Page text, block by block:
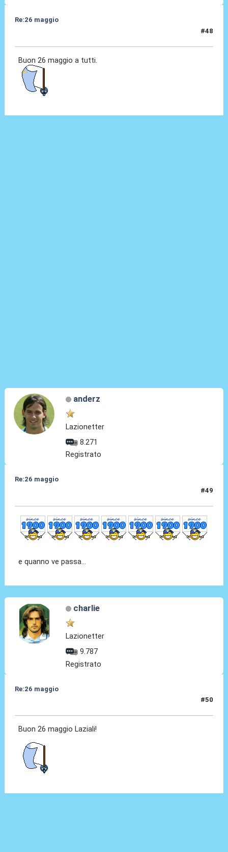
Re:26 maggio
#48
Buon 26 maggio a tutti.
anderz
Lazionetter
8.271
Registrato
Re:26 maggio
#49
e quanno ve passa...
charlie
Lazionetter
9.787
Registrato
Re:26 maggio
#50
Buon 26 maggio Laziali!